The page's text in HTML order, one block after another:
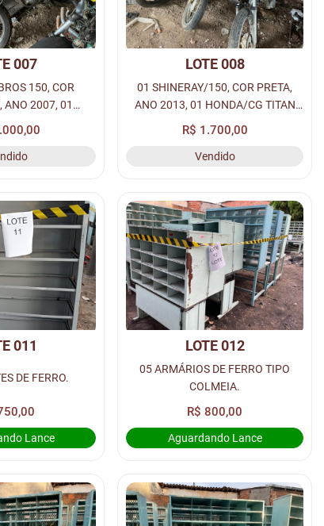
007
150, COR
ANO 2007, 01
125, COR PRETA,
VESPA, ANO
50 CC (SUCATA).
LOTE 008
01 SHINERAY/150, COR PRETA,
ANO 2013, 01 HONDA/CG TITAN
125, COR AZUL, ANO 1995, 01
HONDA/FAN 125, COR PRETA, ANO
2008 (SUCATA).
R$ 1.700,00
Vendido
011
DE FERRO.
Lance
LOTE 012
05 ARMÁRIOS DE FERRO TIPO
COLMEIA.
R$ 800,00
Aguardando Lance